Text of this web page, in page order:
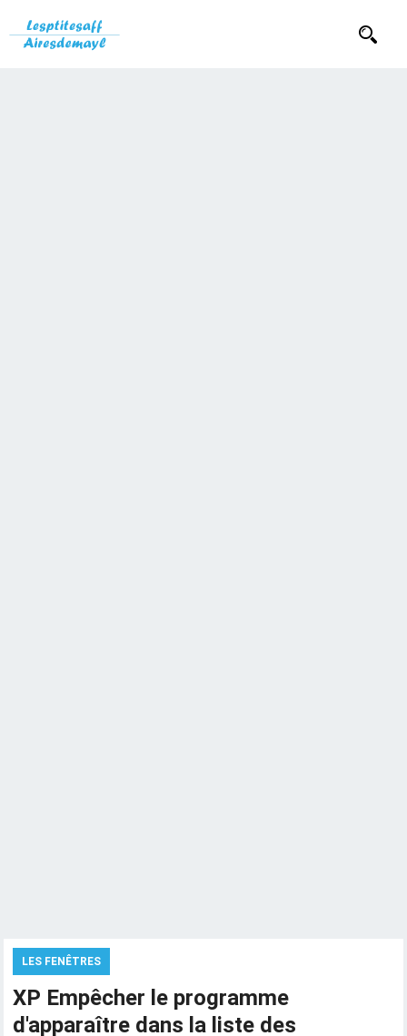
LES FENÊTRES
XP Empêcher le programme
d'apparaître dans la liste des